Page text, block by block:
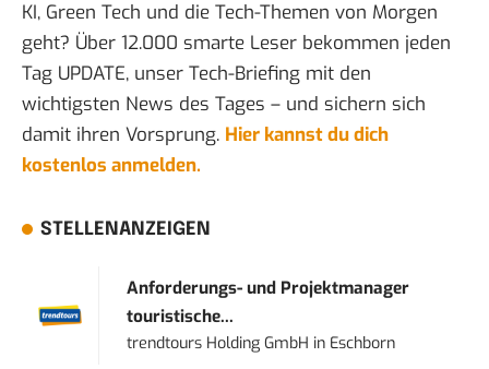
KI, Green Tech und die Tech-Themen von Morgen
geht? Über 12.000 smarte Leser bekommen jeden
Tag UPDATE, unser Tech-Briefing mit den
wichtigsten News des Tages – und sichern sich
damit ihren Vorsprung. Hier kannst du dich
kostenlos anmelden.
STELLENANZEIGEN
Anforderungs- und Projektmanager
touristische...
trendtours Holding GmbH in Eschborn